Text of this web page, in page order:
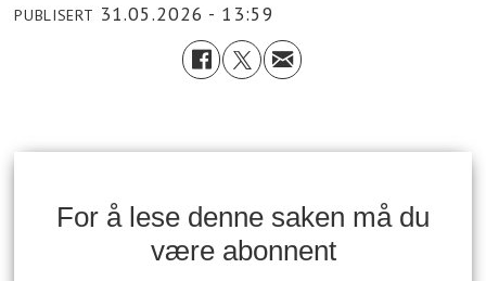
PUBLISERT 31.05.2026 - 13:59
For å lese denne saken må du
være abonnent